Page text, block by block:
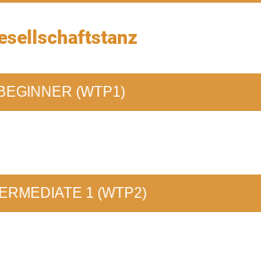
(WTP1)
1 (WTP2)